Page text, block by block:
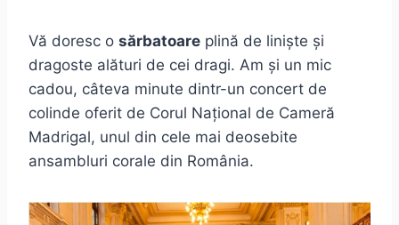
Vă doresc o sărbatoare plină de liniște și
dragoste alături de cei dragi. Am și un mic
cadou, câteva minute dintr-un concert de
colinde oferit de Corul Național de Cameră
Madrigal, unul din cele mai deosebite
ansambluri corale din România.